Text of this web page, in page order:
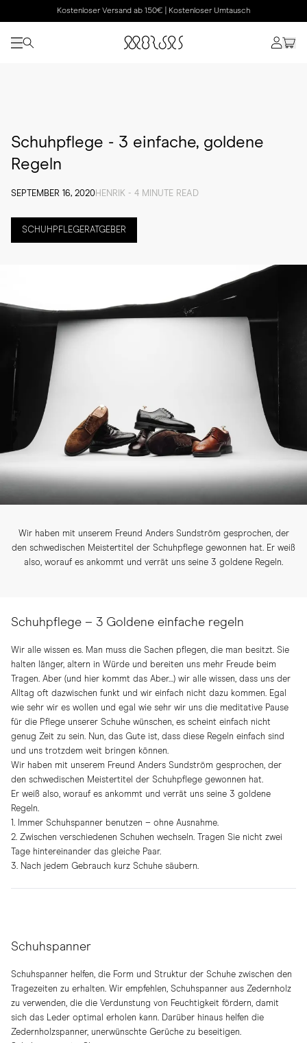
Kostenloser Versand ab 150€ | Kostenloser Umtausch
Schuhpflege - 3 einfache, goldene
Regeln
SEPTEMBER 16, 2020HENRIK - 4 MINUTE READ
SCHUHPFLEGERATGEBER
Wir haben mit unserem Freund Anders Sundström gesprochen, der
den schwedischen Meistertitel der Schuhpflege gewonnen hat. Er weiß
also, worauf es ankommt und verrät uns seine 3 goldene Regeln.
Schuhpflege – 3 Goldene einfache regeln
Wir alle wissen es. Man muss die Sachen pflegen, die man besitzt. Sie
halten länger, altern in Würde und bereiten uns mehr Freude beim
Tragen. Aber (und hier kommt das Aber…) wir alle wissen, dass uns der
Alltag oft dazwischen funkt und wir einfach nicht dazu kommen. Egal
wie sehr wir es wollen und egal wie sehr wir uns die meditative Pause
für die Pflege unserer Schuhe wünschen, es scheint einfach nicht
genug Zeit zu sein. Nun, das Gute ist, dass diese Regeln einfach sind
und uns trotzdem weit bringen können.
Wir haben mit unserem Freund Anders Sundström gesprochen, der
den schwedischen Meistertitel der Schuhpflege gewonnen hat.
Er weiß also, worauf es ankommt und verrät uns seine 3 goldene
Regeln.
1. Immer Schuhspanner benutzen – ohne Ausnahme.
2. Zwischen verschiedenen Schuhen wechseln. Tragen Sie nicht zwei
Tage hintereinander das gleiche Paar.
3. Nach jedem Gebrauch kurz Schuhe säubern.
Schuhspanner
Schuhspanner helfen, die Form und Struktur der Schuhe zwischen den
Tragezeiten zu erhalten. Wir empfehlen, Schuhspanner aus Zedernholz
zu verwenden, die die Verdunstung von Feuchtigkeit fördern, damit
sich das Leder optimal erholen kann. Darüber hinaus helfen die
Zedernholzspanner, unerwünschte Gerüche zu beseitigen.